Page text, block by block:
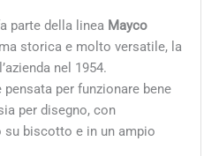
parte della linea Mayco
storica e molto versatile, la
nel 1954.
per funzionare bene
per disegno, con
su biscotto e in un ampio